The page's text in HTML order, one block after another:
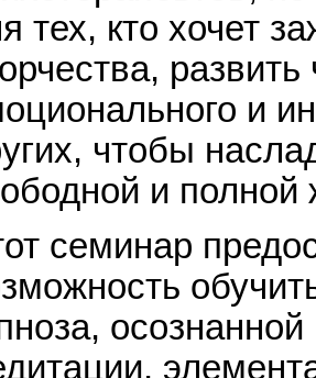
тех, кто хочет
и
чтобы
и полной
семинар